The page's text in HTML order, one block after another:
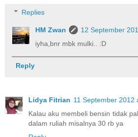
Replies
HM Zwan
12 September
iyha,bnr mbk mulki.. :D
Reply
Lidya Fitrian 11 September 2012
Kalau aku membeli bensin tidak
dalam ruliah misalnya 30 rb ya